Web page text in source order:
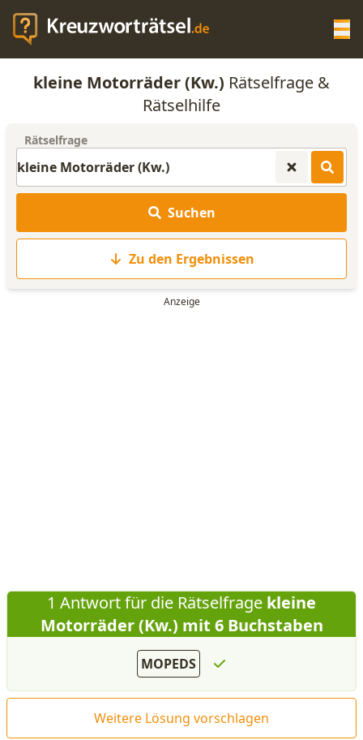
KREUZWORTRÄTSEL-HILFE
ANAGRAMM-GENERATOR
WORTLISTE
kleine Motorräder (Kw.) Rätselfrage &
Rätselhilfe
Rätselfrage
Suchen
Zu den Ergebnissen
1 Antwort für die Rätselfrage kleine
Motorräder (Kw.) mit 6 Buchstaben
MOPEDS
Weitere Lösung vorschlagen